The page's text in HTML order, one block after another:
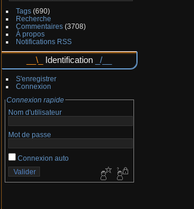
Tags(690)
Recherche
Commentaires(3708)
À propos
Notifications RSS
Identification
S'enregistrer
Connexion
Connexion rapide
Nom d'utilisateur
Mot de passe
Connexion auto